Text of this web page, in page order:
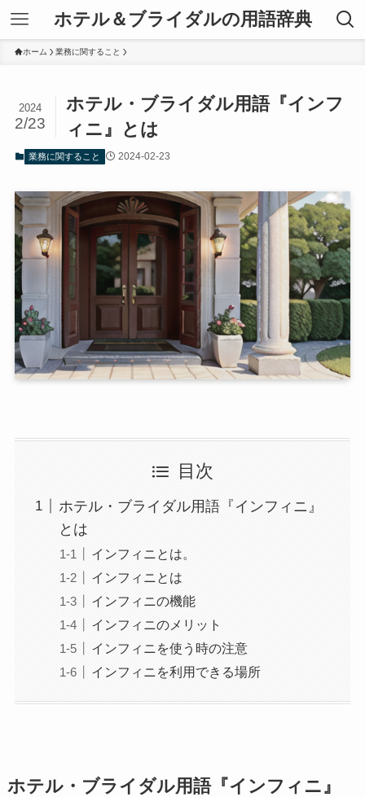
ホテル＆ブライダルの用語辞典
ホーム 業務に関すること
ホテル・ブライダル用語『インフ
ィニ』とは
2024
2/23
業務に関すること 2024-02-23
目次
ホテル・ブライダル用語『インフィニ』
とは
インフィニとは。
インフィニとは
インフィニの機能
インフィニのメリット
インフィニを使う時の注意
インフィニを利用できる場所
ホテル・ブライダル用語『インフィニ』